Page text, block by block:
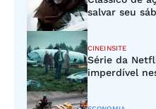
salvar seu
CINEINSITE
Série da
imperdível